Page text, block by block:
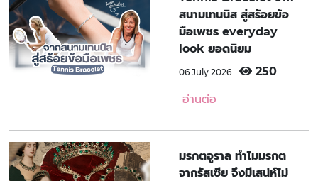
สนามเทนนิส สู่สร้อยข้อ
มือเพชร everyday
look ยอดนิยม
06 July 2026 250
อ่านต่อ
มรกตอูราล ทำไมมรกต
จากรัสเซีย จึงมีเสน่ห์ไม่